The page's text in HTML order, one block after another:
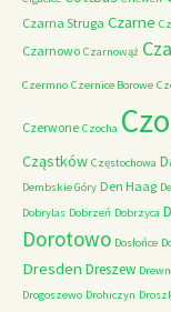
Czarna Struga Czarne
Czarnowo Czarnowąż
Czermno Czernice Borowe
Czerwone Czocha
Cząstków Częstochowa
Dembskie Góry Den Haag
Dobrylas Dobrzeń Dobrzyca
Dorotowo Dosłońce
Dresden Dreszew
Drogoszewo Drohiczyn